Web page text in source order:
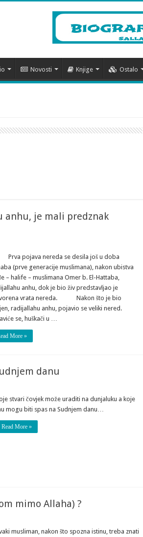
Novosti Knjige Ostalo
anhu, je mali predznak
pojava nereda se desila još u doba
(prve generacije muslimana), nakon ubistva
– halife – muslimana Omer b. El-Hattaba,
anhu, dok je bio živ predstavljao je
vrata nereda. Nakon što je bio
radijallahu anhu, pojavio se veliki nered.
se, huškači u …
More »
danu
stvari čovjek može uraditi na dunjaluku a koje
mogu biti spas na Sudnjem danu…
Read More »
mimo Allaha) ?
musliman, nakon što spozna istinu, treba znati